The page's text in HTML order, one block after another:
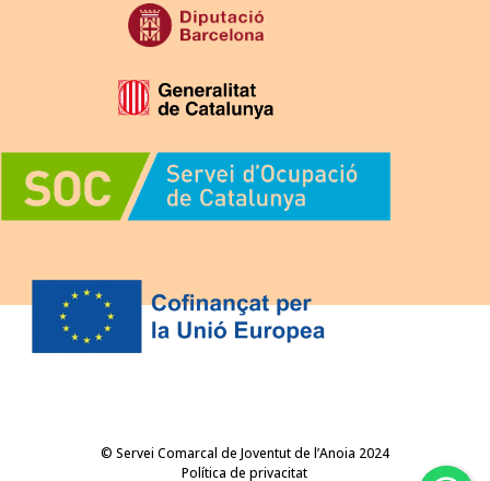
© Servei Comarcal de Joventut de l’Anoia 2024
Política de privacitat